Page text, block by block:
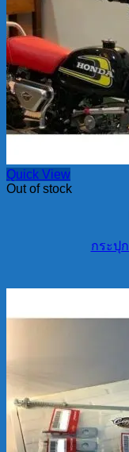
Quick View
Out of stock
กระปุ